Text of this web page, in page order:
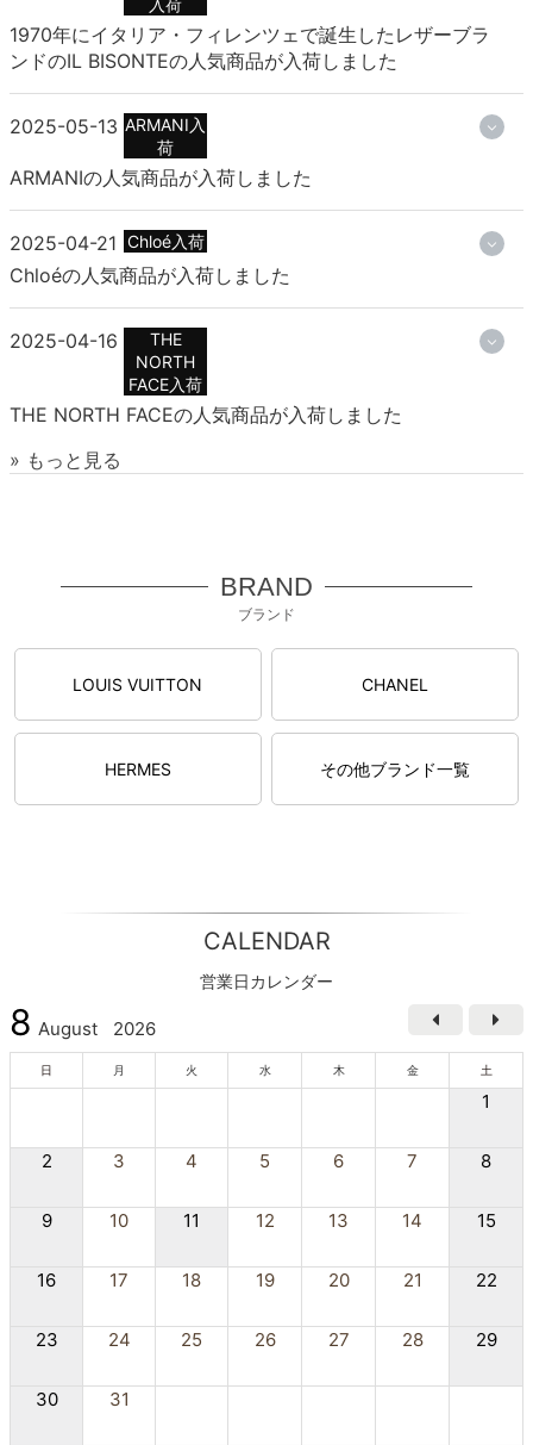
1970年にイタリア・フィレンツェで誕生したレザーブラ
ンドのIL BISONTEの人気商品が入荷しました
2025-05-13 ARMANI入
荷
ARMANIの人気商品が入荷しました
2025-04-21 Chloé入荷
Chloéの人気商品が入荷しました
2025-04-16
THE
NORTH
FACE入荷
THE NORTH FACEの人気商品が入荷しました
» もっと見る
BRAND
ブランド
LOUIS VUITTON CHANEL
HERMES その他ブランド一覧
CALENDAR
営業日カレンダー
8 August 2026
日 月 火 水 木 金 土
1
2 3 4 5 6 7 8
9 10 11 12 13 14 15
16 17 18 19 20 21 22
23 24 25 26 27 28 29
30 31